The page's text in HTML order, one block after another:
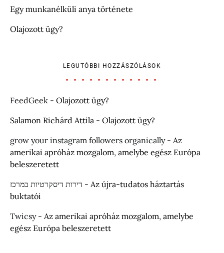
Egy munkanélküli anya története
Olajozott ügy?
LEGUTÓBBI HOZZÁSZÓLÁSOK
FeedGeek - Olajozott ügy?
Salamon Richárd Attila - Olajozott ügy?
grow your instagram followers organically- Az
amerikai apróház mozgalom, amelybe egész Európa
beleszeretett
דירות דיסקרטיות במרכז - Az újra-tudatos háztartás
buktatói
Twicsy- Az amerikai apróház mozgalom, amelybe
egész Európa beleszeretett